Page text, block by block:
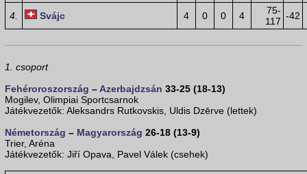
4.
Svájc 4 0 0 4
75-
117 -42
1. csoport
Fehéroroszország – Azerbajdzsán 33-25 (18-13)
Mogilev, Olimpiai Sportcsarnok
Játékvezetők: Aleksandrs Rutkovskis, Uldis Dzērve (lettek)
Németország – Magyarország 26-18 (13-9)
Trier, Aréna
Játékvezetők: Jiří Opava, Pavel Válek (csehek)